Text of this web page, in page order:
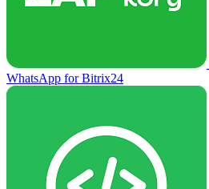
WhatsApp for Bitrix24